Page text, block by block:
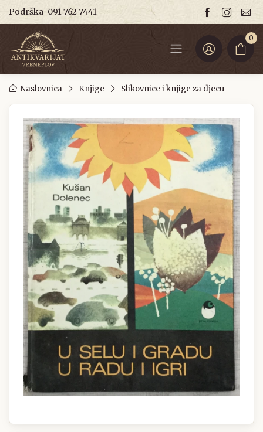
Podrška 091 762 7441
0
Naslovnica Knjige Slikovnice i knjige za djecu